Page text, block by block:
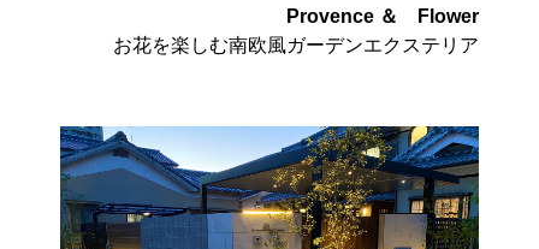
Provence ＆ Flower
お花を楽しむ南欧風ガーデンエクステリア